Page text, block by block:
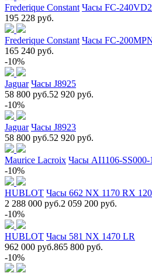
Frederique Constant Часы FC-
195 228 руб.
Frederique Constant Часы FC-
165 240 руб.
-10%
Jaguar Часы J8925
58 800 руб.52 920 руб.
-10%
Jaguar Часы J8923
58 800 руб.52 920 руб.
Maurice Lacroix Часы AI1106-SS000-
-10%
HUBLOT Часы 662 NX 1170 RX
2 288 000 руб.2 059 200 руб.
-10%
HUBLOT Часы 581 NX 1470 LR
962 000 руб.865 800 руб.
-10%